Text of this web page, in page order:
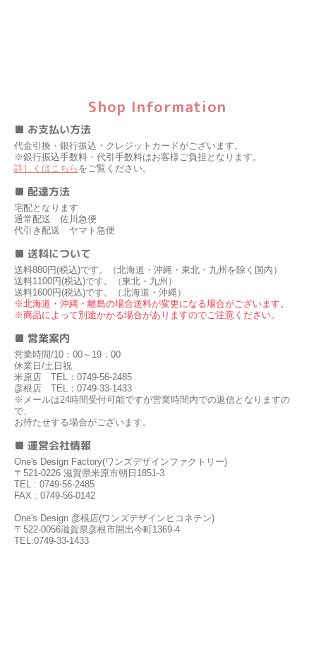
Shop Information
■ お支払い方法
代金引換・銀行振込・クレジットカードがございます。
※銀行振込手数料・代引手数料はお客様ご負担となります。
詳しくはこちら をご覧ください。
■ 配達方法
宅配となります
通常配送 佐川急便
代引き配送 ヤマト急便
■ 送料について
送料880円(税込)です。（北海道・沖縄・東北・九州を除く国内）
送料1100円(税込)です。（東北・九州）
送料1600円(税込)です。（北海道・沖縄）
※北海道・沖縄・離島の場合送料が変更になる場合がございます。
※商品によって別途かかる場合がありますのでご注意ください。
■ 営業案内
営業時間/10：00～19：00
休業日/土日祝
米原店 TEL：0749-56-2485
彦根店 TEL：0749-33-1433
※メールは24時間受付可能ですが営業時間内での返信となりますの
で、
お待たせする場合がございます。
■ 運営会社情報
One's Design Factory(ワンズデザインファクトリー)
〒521-0226 滋賀県米原市朝日1851-3
TEL : 0749-56-2485
FAX : 0749-56-0142
One's Design 彦根店(ワンズデザインヒコネテン)
〒522-0056滋賀県彦根市開出今町1369-4
TEL:0749-33-1433